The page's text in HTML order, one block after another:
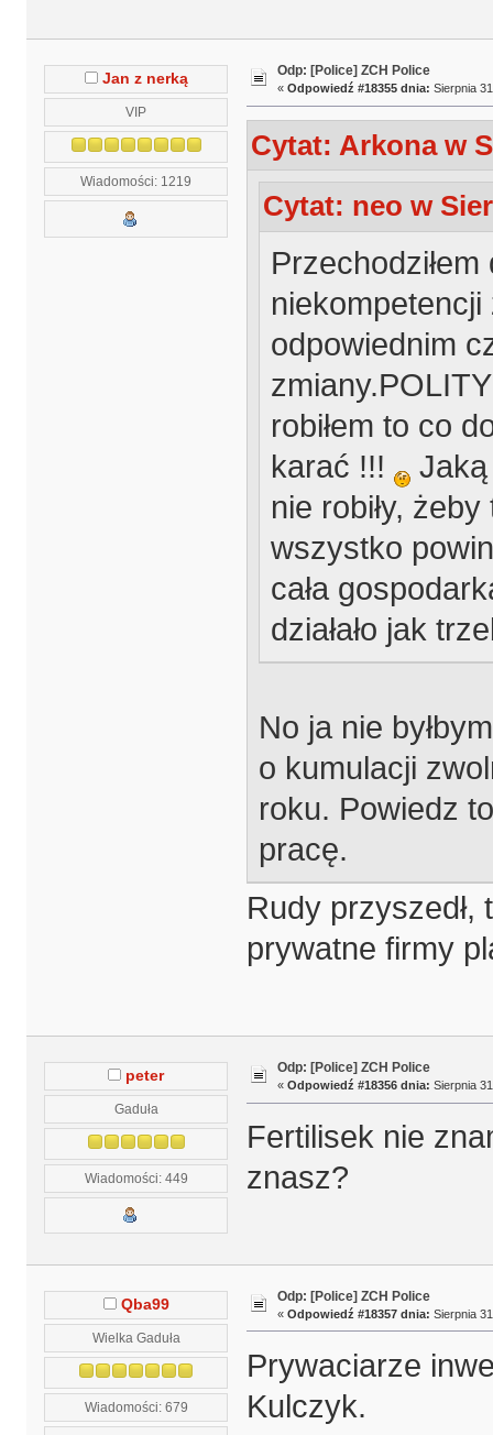
Jan z nerką
VIP
Wiadomości: 1219
Odp: [Police] ZCH Police
« Odpowiedź #18355 dnia: Sierpnia
Cytat: Arkona w
Cytat: neo w
niekompetencji
odpowiednim
robiłem to co
karać !!!
nie robiły,
wszystko
cała
działało jak
No ja nie
o kumulacji
roku. Powiedz
pracę.
Rudy przyszedł,
prywatne firmy
peter
Gaduła
Wiadomości: 449
Odp: [Police] ZCH Police
« Odpowiedź #18356 dnia: Sierpnia
Fertilisek nie
znasz?
Qba99
Wielka Gaduła
Wiadomości: 679
Odp: [Police] ZCH Police
« Odpowiedź #18357 dnia: Sierpnia
Prywaciarze
Kulczyk.